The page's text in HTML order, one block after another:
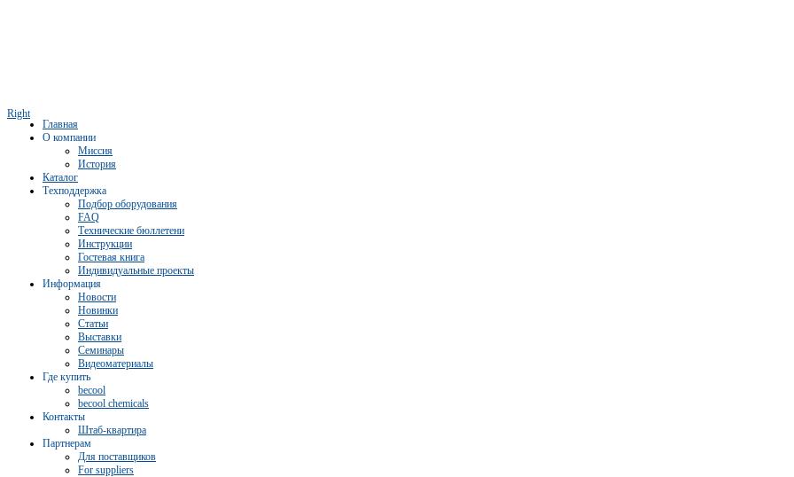
Right
Главная
О компании
Миссия
История
Каталог
Техподдержка
Подбор оборудования
FAQ
Технические бюллетени
Инструкции
Гостевая книга
Индивидуальные проекты
Информация
Новости
Новинки
Статьи
Выставки
Семинары
Видеоматериалы
Где купить
becool
becool chemicals
Контакты
Штаб-квартира
Партнерам
Для поставщиков
For suppliers